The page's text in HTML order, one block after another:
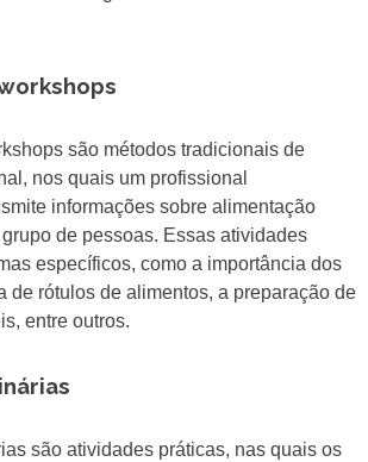
são métodos tradicionais de
nos quais um profissional
informações sobre alimentação
de pessoas. Essas atividades
específicos, como a importância dos
de rótulos de alimentos, a preparação de
entre outros.
são atividades práticas, nas quais os